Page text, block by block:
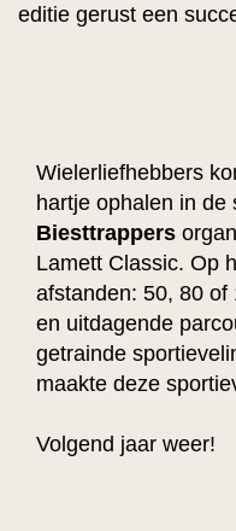
editie gerust een
Wielerliefhebbers
hartje ophalen in de
Biesttrappers
Lamett Classic. Op
afstanden: 50, 80 of
en uitdagende
getrainde
maakte deze
Volgend jaar weer!